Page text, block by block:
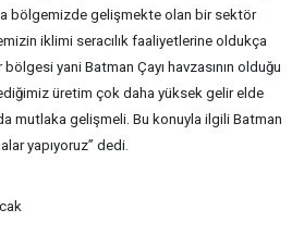
bölgemizde gelişmekte olan bir sektör
iklimi seracılık faaliyetlerine oldukça
yani Batman Çayı havzasının olduğu
üretim çok daha yüksek gelir elde
mutlaka gelişmeli. Bu konuyla ilgili Batman
yapıyoruz” dedi.